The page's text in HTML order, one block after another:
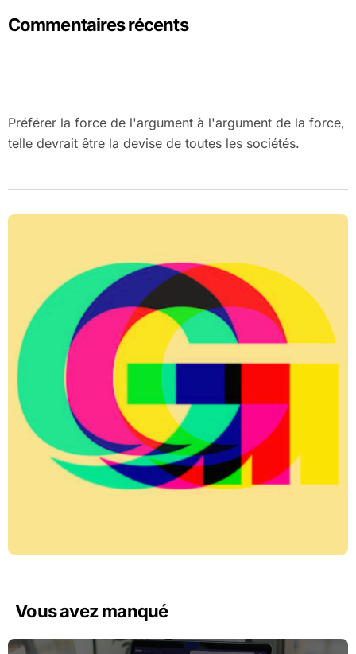
Commentaires récents
Préférer la force de l'argument à l'argument de la force,
telle devrait être la devise de toutes les sociétés.
Vous avez manqué